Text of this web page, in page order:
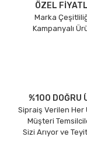
ÖZEL
Marka
Kampanyalı
%100 DOĞRU
Sipraiş Verilen Her
Müşteri
Sizi Arıyor ve